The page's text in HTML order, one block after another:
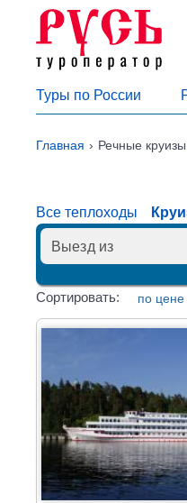
Туры по России
Главная Речные круизы
Все теплоходы
Сортировать: по цене